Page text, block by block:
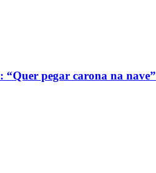
pegar carona na nave”